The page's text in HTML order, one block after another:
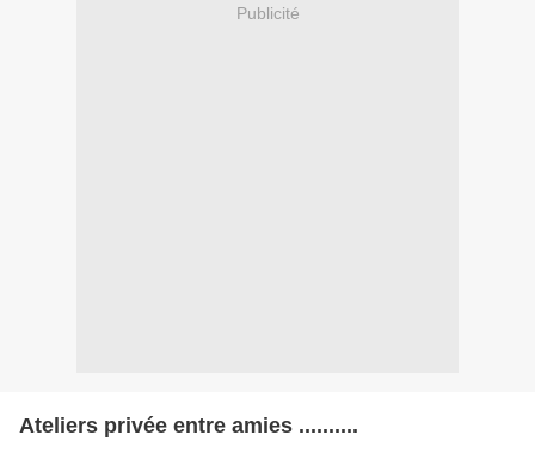
Publicité
Ateliers privée entre amies ..........